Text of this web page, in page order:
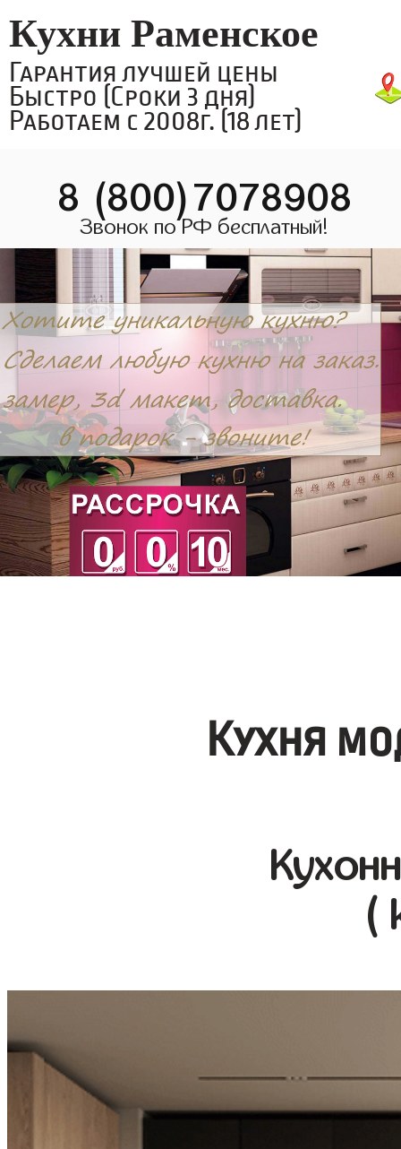
Кухни Раменское
Гарантия лучшей цены
Быстро (Сроки 3 дня)
Работаем с 2008г. (18 лет)
8 (800)7078908
Звонок по РФ бесплатный!
Кухня
(